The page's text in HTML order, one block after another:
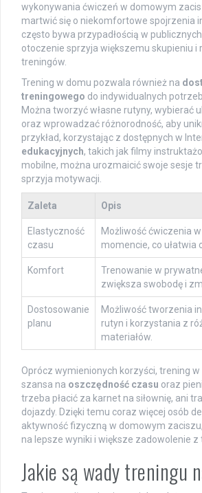
wykonywania ćwiczeń w domowym
martwić się o niekomfortowe spojrzenia
często bywa przypadłością w publicznych
otoczenie sprzyja większemu skupieniu i
treningów.
Trening w domu pozwala również na
treningowego do indywidualnych
Można tworzyć własne rutyny, wybierać
oraz wprowadzać różnorodność, aby
przykład, korzystając z dostępnych w
edukacyjnych, takich jak filmy
mobilne, można urozmaicić swoje sesje
sprzyja motywacji.
Zaleta Opis
Elastyczność
czasu
Możliwość ćwiczenia
momencie, co ułatwia
Komfort
Trenowanie w
zwiększa swobodę i
Dostosowanie
planu
Możliwość tworzenia
rutyn i korzystania z
materiałów.
Oprócz wymienionych korzyści, trening
szansa na oszczędność czasu oraz
trzeba płacić za karnet na siłownię, ani
dojazdy. Dzięki temu coraz więcej osób
aktywność fizyczną w domowym
na lepsze wyniki i większe zadowolenie z
Jakie są wady treningu